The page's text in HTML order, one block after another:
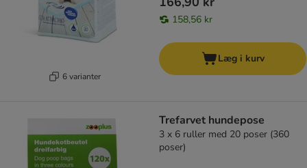
6 varianter
158,56 kr
Læg i kurv
Trefarvet hundepose
3 x 6 ruller med 20 poser (360
poser)